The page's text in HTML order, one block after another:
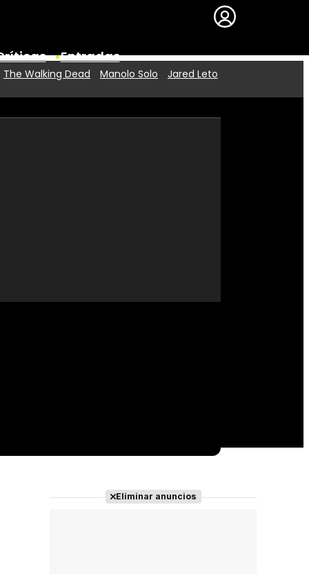
Entradas
Premios
The Walking Dead Manolo Solo Jared Leto
Eliminar anuncios